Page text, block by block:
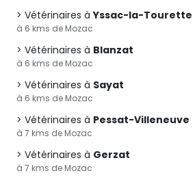
Vétérinaires àYssac-la-Tourette
à 6 kms de Mozac
Vétérinaires à Blanzat
à 6 kms de Mozac
Vétérinaires à Sayat
à 6 kms de Mozac
Vétérinaires à Pessat-Villeneuve
à 7 kms de Mozac
Vétérinaires à Gerzat
à 7 kms de Mozac